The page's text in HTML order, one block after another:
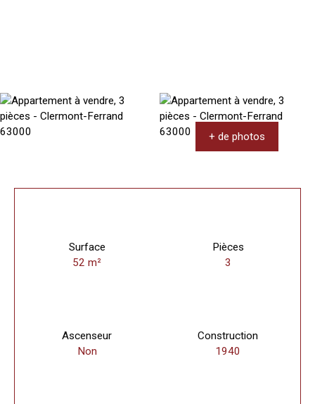
+ de photos
Surface
52m²
Pièces
3
Ascenseur
Non
Construction
1940